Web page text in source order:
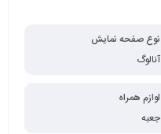
نوع صفحه نمایش
آنالوگ
لوازم همراه
جعبه